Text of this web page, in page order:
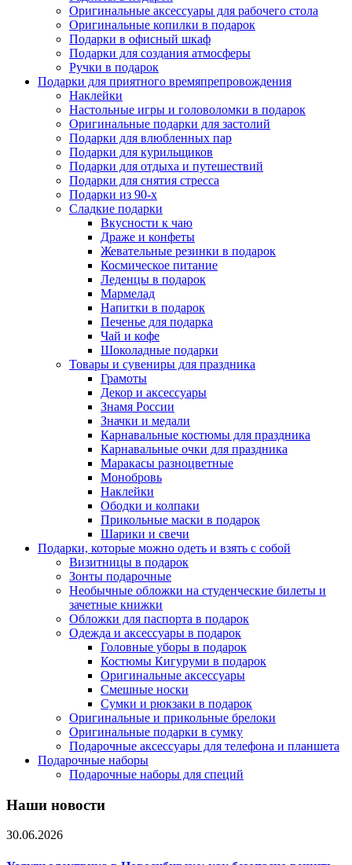
Оригинальные аксессуары для рабочего стола
Оригинальные копилки в подарок
Подарки в офисный шкаф
Подарки для создания атмосферы
Ручки в подарок
Подарки для приятного времяпрепровождения
Наклейки
Настольные игры и головоломки в подарок
Оригинальные подарки для застолий
Подарки для влюбленных пар
Подарки для курильщиков
Подарки для отдыха и путешествий
Подарки для снятия стресса
Подарки из 90-х
Сладкие подарки
Вкусности к чаю
Драже и конфеты
Жевательные резинки в подарок
Космическое питание
Леденцы в подарок
Мармелад
Напитки в подарок
Печенье для подарка
Чай и кофе
Шоколадные подарки
Товары и сувениры для праздника
Грамоты
Декор и аксессуары
Знамя России
Значки и медали
Карнавальные костюмы для праздника
Карнавальные очки для праздника
Маракасы разноцветные
Монобровь
Наклейки
Ободки и колпаки
Прикольные маски в подарок
Шарики и свечи
Подарки, которые можно одеть и взять с собой
Визитницы в подарок
Зонты подарочные
Необычные обложки на студенческие билеты и
зачетные книжки
Обложки для паспорта в подарок
Одежда и аксессуары в подарок
Головные уборы в подарок
Костюмы Кигуруми в подарок
Оригинальные аксессуары
Смешные носки
Сумки и рюкзаки в подарок
Оригинальные и прикольные брелоки
Оригинальные подарки в сумку
Подарочные аксессуары для телефона и планшета
Подарочные наборы
Подарочные наборы для специй
Наши новости
30.06.2026